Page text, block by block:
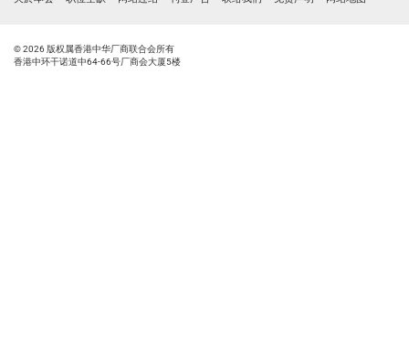
© 2026 版权属香港中华厂商联合会所有
香港中环干诺道中64-66号厂商会大厦5楼